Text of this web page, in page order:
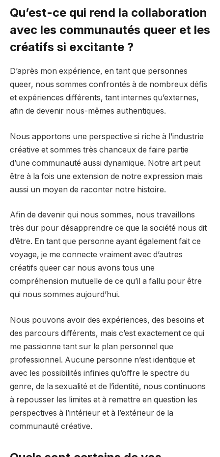
Qu’est-ce qui rend la collaboration
avec les communautés queer et les
créatifs si excitante ?
D’après mon expérience, en tant que personnes
queer, nous sommes confrontés à de nombreux défis
et expériences différents, tant internes qu’externes,
afin de devenir nous-mêmes authentiques.
Nous apportons une perspective si riche à l’industrie
créative et sommes très chanceux de faire partie
d’une communauté aussi dynamique. Notre art peut
être à la fois une extension de notre expression mais
aussi un moyen de raconter notre histoire.
Afin de devenir qui nous sommes, nous travaillons
très dur pour désapprendre ce que la société nous dit
d’être. En tant que personne ayant également fait ce
voyage, je me connecte vraiment avec d’autres
créatifs queer car nous avons tous une
compréhension mutuelle de ce qu’il a fallu pour être
qui nous sommes aujourd’hui.
Nous pouvons avoir des expériences, des besoins et
des parcours différents, mais c’est exactement ce qui
me passionne tant sur le plan personnel que
professionnel. Aucune personne n’est identique et
avec les possibilités infinies qu’offre le spectre du
genre, de la sexualité et de l’identité, nous continuons
à repousser les limites et à remettre en question les
perspectives à l’intérieur et à l’extérieur de la
communauté créative.